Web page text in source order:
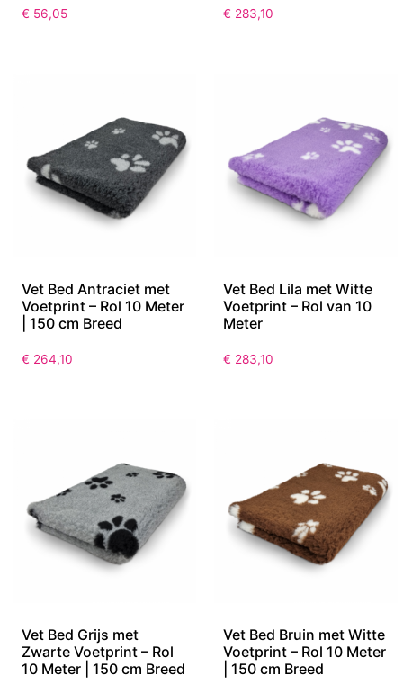
€ 56,05 € 283,10
Vet Bed Antraciet met
Voetprint – Rol 10 Meter
| 150 cm Breed
€ 264,10
Vet Bed Lila met Witte
Voetprint – Rol van 10
Meter
€ 283,10
Vet Bed Grijs met
Zwarte Voetprint – Rol
10 Meter | 150 cm Breed
Vet Bed Bruin met Witte
Voetprint – Rol 10 Meter
| 150 cm Breed